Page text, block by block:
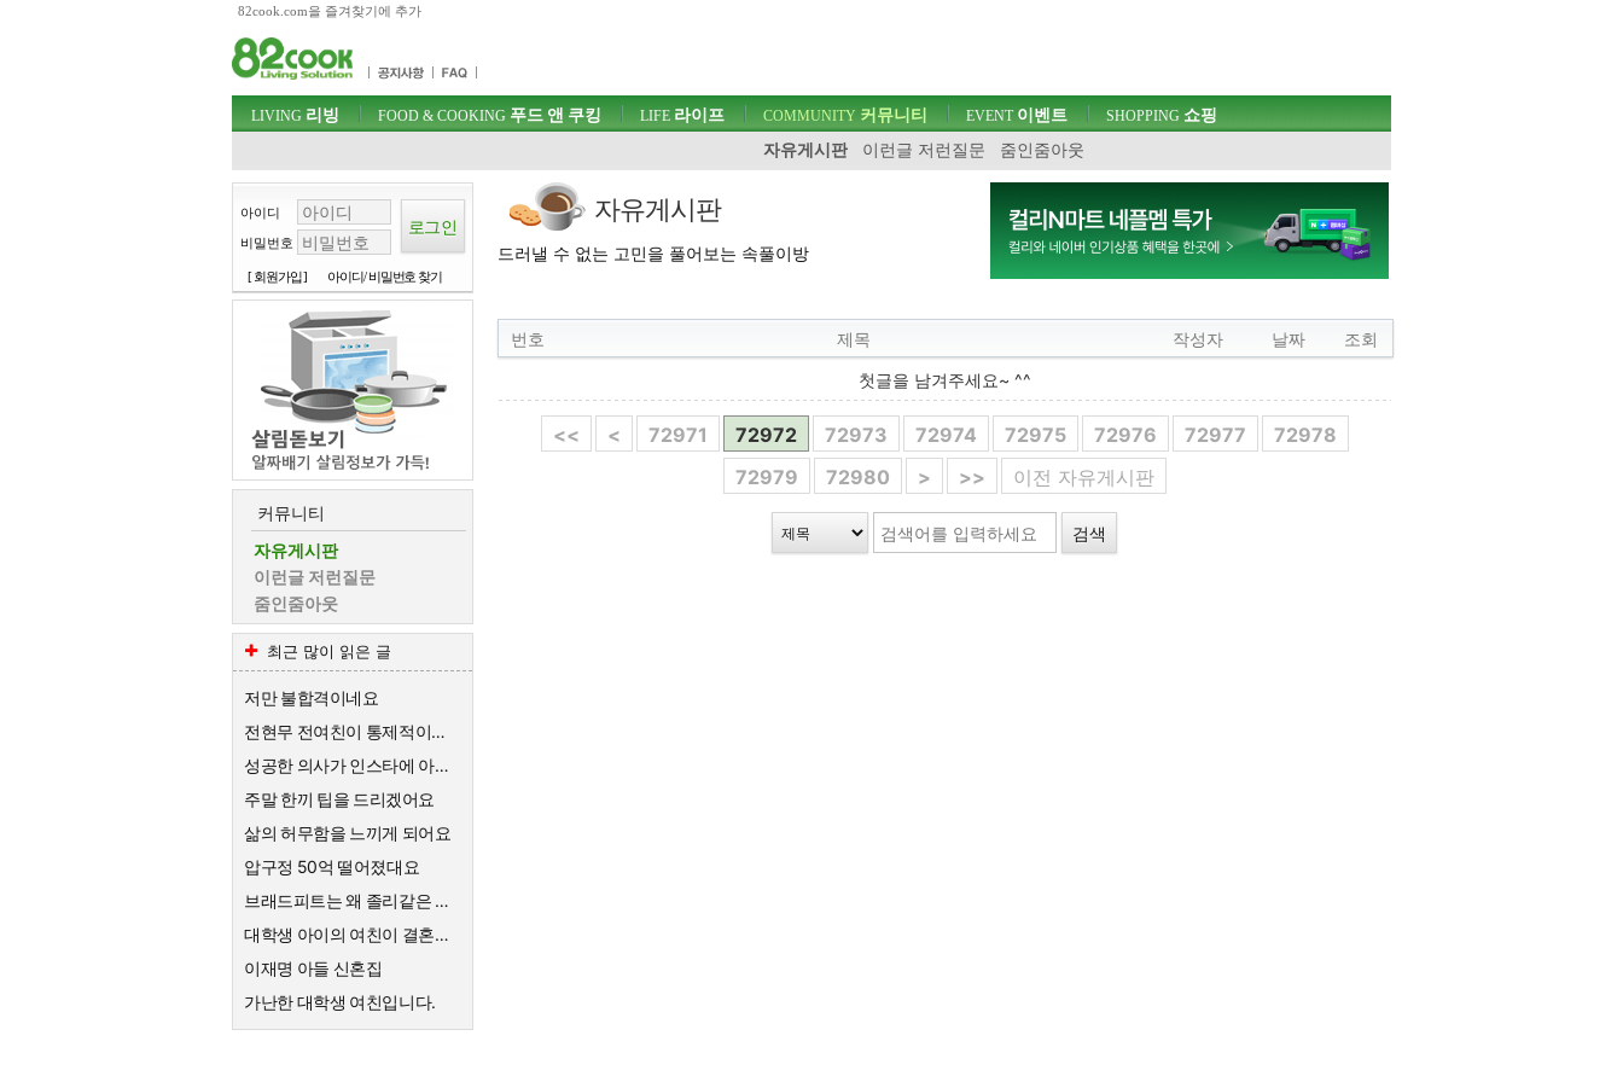
82cook.com을 즐겨찾기에 추가
주메뉴 바로가기
컨텐츠 바로가기
검색 바로가기
로그인 바로가기
주메뉴
LIVING 리빙 FOOD & COOKING 푸드 앤 쿠킹 LIFE 라이프 COMMUNITY 커뮤니티
자유게시판
이런글 저런질문 줌인줌아웃
EVENT이벤트 SHOPPING 쇼핑
아이디
비밀번호
[ 회원가입 ] 아이디/ 비밀번호 찾기
커뮤니티
자유게시판
이런글 저런질문
줌인줌아웃
최근 많이 읽은 글
저만 불합격이네요
전현무 전여친이 통제적이었다는데
성공한 의사가 인스타에 아내 인증을 했는데 ㄷㄷ
주말 한끼 팁을 드리겠어요
삶의 허무함을 느끼게 되어요
압구정 50억 떨어졌대요
브래드피트는 왜 졸리같은 여자랑 결혼하게된건가요
대학생 아이의 여친이 결혼하자고한대요
이재명 아들 신혼집
가난한 대학생 여친입니다.
자유게시판
드러낼 수 없는 고민을 풀어보는 속풀이방
번호 제목 작성자 날짜
조회
첫글을 남겨주세요~ ^^
<< < 72971 72972 72973 72974 72975 72976 72977
72978
72979
72980 > >> 이전 자유게시판